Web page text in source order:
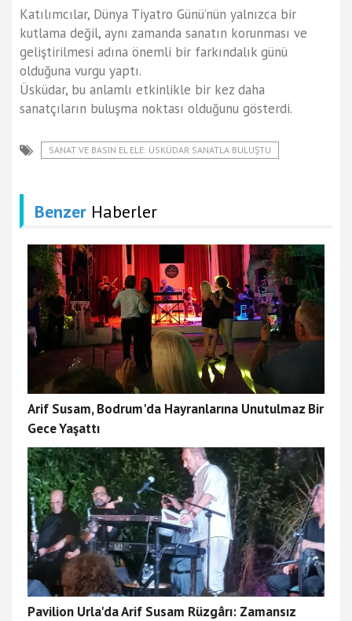
Katılımcılar, Dünya Tiyatro Günü’nün yalnızca bir
kutlama değil, aynı zamanda sanatın korunması ve
geliştirilmesi adına önemli bir farkındalık günü
olduğuna vurgu yaptı.
Üsküdar, bu anlamlı etkinlikle bir kez daha
sanatçıların buluşma noktası olduğunu gösterdi.
SANAT VE BASIN EL ELE: ÜSKÜDAR SANATLA BULUŞTU
Benzer Haberler
Arif Susam, Bodrum'da Hayranlarına Unutulmaz Bir
Gece Yaşattı
Pavilion Urla'da Arif Susam Rüzgârı: Zamansız